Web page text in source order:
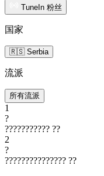
TuneIn 粉丝
国家
🇷🇸 Serbia
流派
所有流派
1
?
??????????? ??
2
?
??????????????? ??